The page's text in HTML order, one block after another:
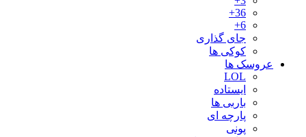
36+
6+
جای گذاری
کوکی ها
عروسک ها
LOL
ایستاده
باربی ها
پارچه ای
پونی